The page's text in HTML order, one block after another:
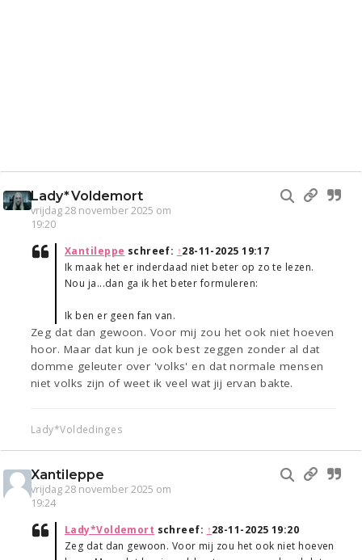
Lady*Voldemort
vrijdag 28 november 2025 om
19:20
Xantileppe schreef: ↑28-11-2025 19:17
Ik maak het er inderdaad niet beter op zo te lezen.
Nou ja...dan ga ik het beter formuleren:
Ik ben er geen fan van.
Zeg dat dan gewoon. Voor mij zou het ook niet hoeven
hoor. Maar dat kun je ook best zeggen zonder al dat
domme geleuter over 'volks' en dat normale mensen
niet volks zijn of weet ik veel wat jij ervan bakte.
Lady*Voldedinges
Xantileppe
vrijdag 28 november 2025 om
19:24
Lady*Voldemort schreef: ↑28-11-2025 19:20
Zeg dat dan gewoon. Voor mij zou het ook niet hoeven